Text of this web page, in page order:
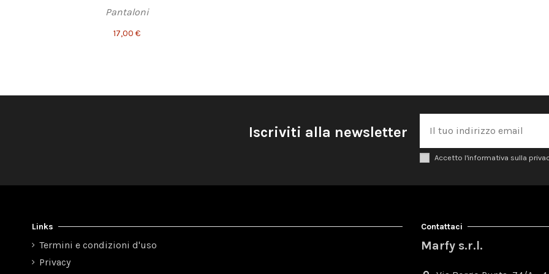
Pantaloni
17,00 €
Iscriviti alla newsletter
Accetto l'informativa sulla
Links
Termini e condizioni d'uso
Privacy
Contattaci
Marfy s.r.l.